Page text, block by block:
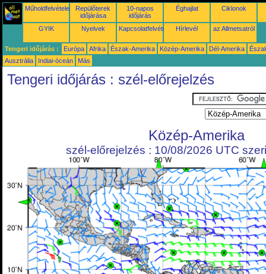
Műholdfelvételek
Repülőterek
időjárása
10-napos
időjárás
Éghajlat Ciklonok
GYIK Nyelvek Kapcsolatfelvétel Hírlevél az Allmetsatról
Tengeri időjárás : Európa Afrika Észak-Amerika Közép-Amerika Dél-Amerika
Ausztrália
Indiai-óceán Más
Tengeri időjárás : szél-előrejelzés
Közép-Amerika
szél-előrejelzés : 10/08/2026 UTC